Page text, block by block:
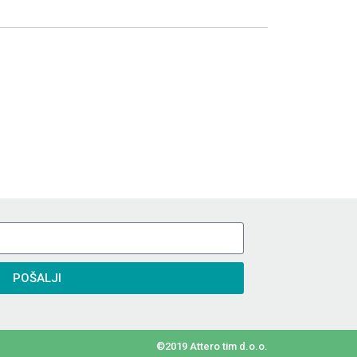
POŠALJI
©2019 Attero tim d.o.o.